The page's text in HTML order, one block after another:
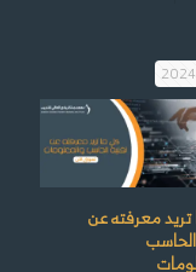
معرفته عن